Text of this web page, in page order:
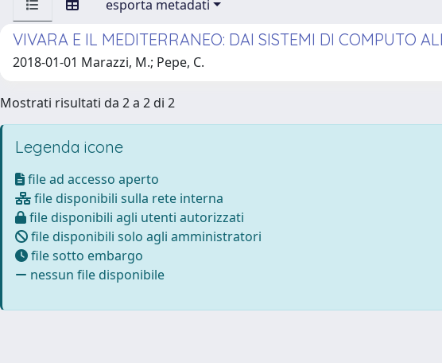
esporta metadati
VIVARA E IL MEDITERRANEO: DAI SISTEMI DI COMPUTO
2018-01-01 Marazzi, M.; Pepe, C.
Mostrati risultati da 2 a 2 di 2
Legenda icone
file ad accesso aperto
file disponibili sulla rete interna
file disponibili agli utenti autorizzati
file disponibili solo agli amministratori
file sotto embargo
nessun file disponibile